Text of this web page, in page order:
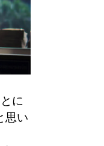
に
思い